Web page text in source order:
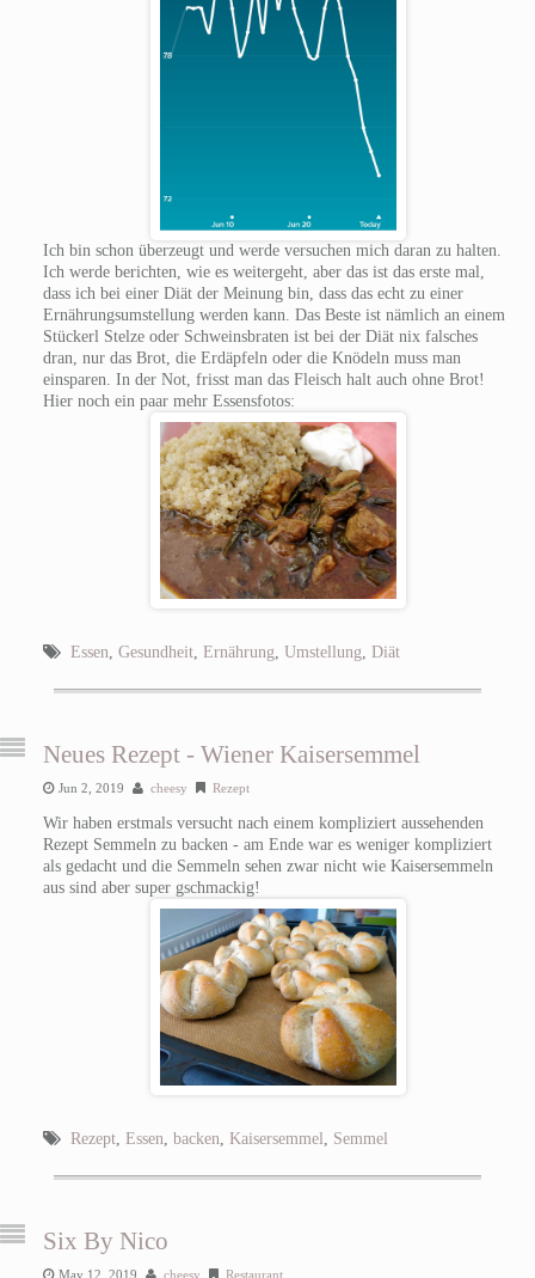
Ich bin schon überzeugt und werde versuchen mich daran zu halten.
Ich werde berichten, wie es weitergeht, aber das ist das erste mal,
dass ich bei einer Diät der Meinung bin, dass das echt zu einer
Ernährungsumstellung werden kann. Das Beste ist nämlich an einem
Stückerl Stelze oder Schweinsbraten ist bei der Diät nix falsches
dran, nur das Brot, die Erdäpfeln oder die Knödeln muss man
einsparen. In der Not, frisst man das Fleisch halt auch ohne Brot!
Hier noch ein paar mehr Essensfotos:
Essen, Gesundheit, Ernährung, Umstellung, Diät
Neues Rezept - Wiener Kaisersemmel
Jun 2, 2019 cheesy Rezept
Wir haben erstmals versucht nach einem kompliziert aussehenden
Rezept Semmeln zu backen - am Ende war es weniger kompliziert
als gedacht und die Semmeln sehen zwar nicht wie Kaisersemmeln
aus sind aber super gschmackig!
Rezept, Essen, backen, Kaisersemmel, Semmel
Six By Nico
May 12, 2019 cheesy Restaurant